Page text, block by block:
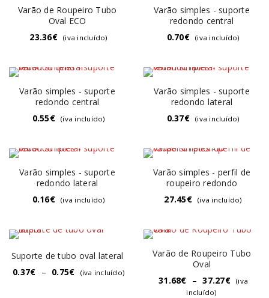
Varão de Roupeiro Tubo
Oval ECO
23.36€ (iva incluído)
Varão simples - suporte
redondo central
0.70€ (iva incluído)
Varão simples - suporte
redondo central
0.55€ (iva incluído)
Varão simples - suporte
redondo lateral
0.37€ (iva incluído)
Varão simples - suporte
redondo lateral
0.16€ (iva incluído)
Varão simples - perfil de
roupeiro redondo
27.45€ (iva incluído)
Suporte de tubo oval lateral
0.37€ – 0.75€ (iva incluído)
Varão de Roupeiro Tubo
Oval
31.68€ – 37.27€
(iva
incluído)